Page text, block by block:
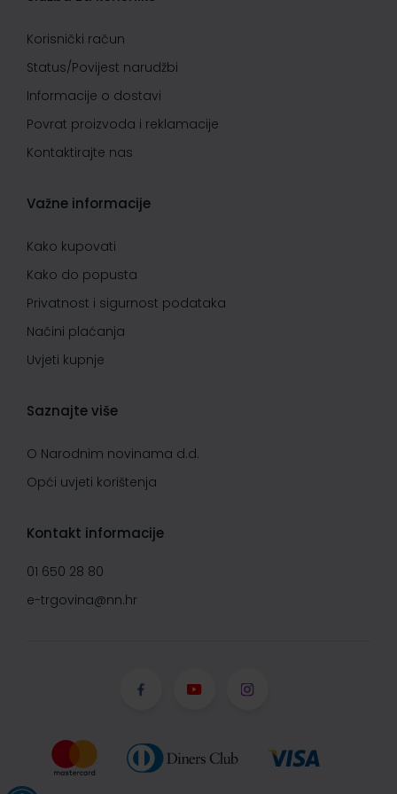
Korisnički račun
Status/Povijest narudžbi
Informacije o dostavi
Povrat proizvoda i reklamacije
Kontaktirajte nas
Važne informacije
Kako kupovati
Kako do popusta
Privatnost i sigurnost podataka
Načini plaćanja
Uvjeti kupnje
Saznajte više
O Narodnim novinama d.d.
Opći uvjeti korištenja
Kontakt informacije
01 650 28 80
e-trgovina@nn.hr